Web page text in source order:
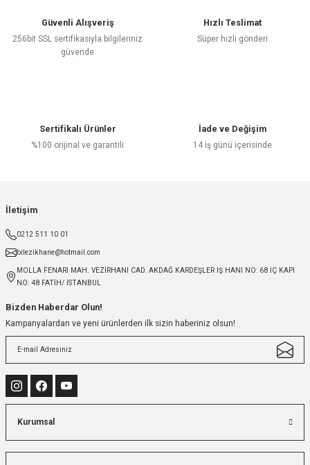
Güvenli Alışveriş
256bit SSL sertifikasıyla bilgileriniz
güvende
Hızlı Teslimat
Süper hızlı gönderi
Sertifikalı Ürünler
%100 orijinal ve garantili
İade ve Değişim
14 iş günü içerisinde
İletişim
0212 511 10 01
bilezikhane@hotmail.com
MOLLA FENARİ MAH. VEZİRHANI CAD. AKDAĞ KARDEŞLER IŞ HANI NO: 68 İÇ KAPI
NO: 48 FATİH/ İSTANBUL
Bizden Haberdar Olun!
Kampanyalardan ve yeni ürünlerden ilk sizin haberiniz olsun!
Kurumsal